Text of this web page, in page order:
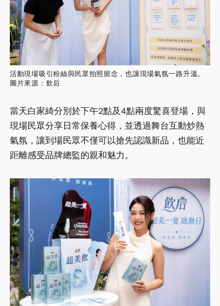
活動現場吸引粉絲與民眾拍照留念，也讓現場氣氛一路升溫。
圖片來源：飲后
當天白家綺分別於下午2點及4點兩度驚喜登場，與
現場民眾分享日常保養心得，並透過舞台互動炒熱
氣氛，讓到場民眾不僅可以搶先認識新品，也能近
距離感受品牌總監的親和魅力。